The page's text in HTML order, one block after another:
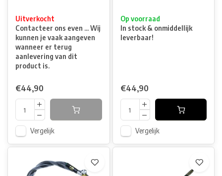
Uitverkocht
Contacteer ons even ... Wij
kunnen je vaak aangeven
wanneer er terug
aanlevering van dit
product is.
€44,90
Vergelijk
Op voorraad
In stock & onmiddellijk
leverbaar!
€44,90
Vergelijk